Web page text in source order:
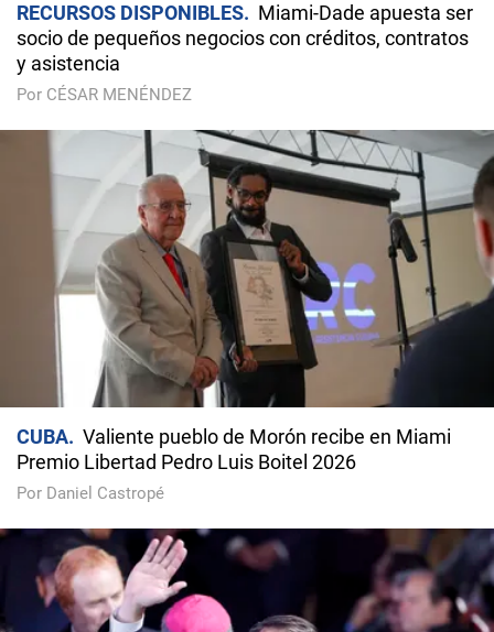
RECURSOS DISPONIBLES
Miami-Dade apuesta ser
socio de pequeños negocios con créditos, contratos
y asistencia
Por CÉSAR MENÉNDEZ
CUBA
Valiente pueblo de Morón recibe en Miami
Premio Libertad Pedro Luis Boitel 2026
Por Daniel Castropé